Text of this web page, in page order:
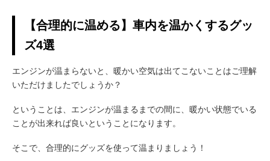
【合理的に温める】車内を温かくするグッ
ズ4選
エンジンが温まらないと、暖かい空気は出てこないことはご理解
いただけましたでしょうか？
ということは、エンジンが温まるまでの間に、暖かい状態でいる
ことが出来れば良いということになります。
そこで、合理的にグッズを使って温まりましょう！